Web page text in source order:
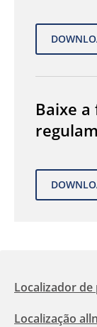
Baixe
Localizador
Localização